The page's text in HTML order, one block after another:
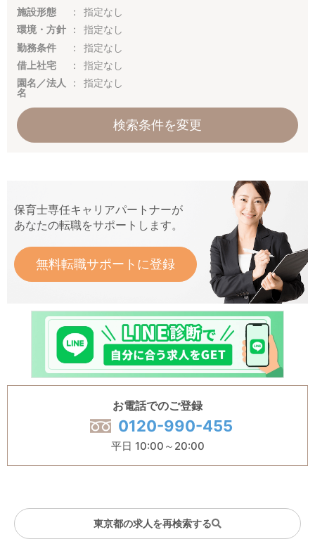
施設形態
指定なし
環境・方針
指定なし
勤務条件
指定なし
借上社宅
指定なし
園名／法人
名
指定なし
検索条件を変更
保育士専任キャリアパートナーが
あなたの転職をサポートします。
無料転職サポートに登録
お電話でのご登録
0120-990-455
平日 10:00～20:00
東京都の求人を再検索する